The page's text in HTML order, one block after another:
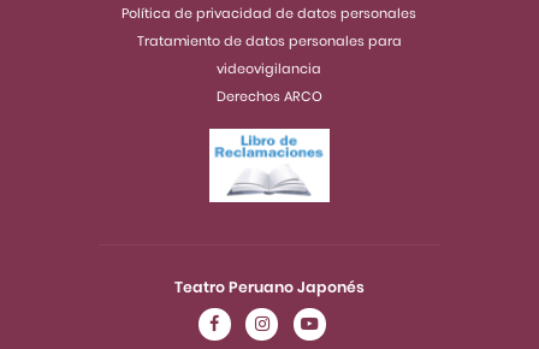
Teatro Peruano Japonés
Política de privacidad de datos personales
Tratamiento de datos personales para
videovigilancia
Derechos ARCO